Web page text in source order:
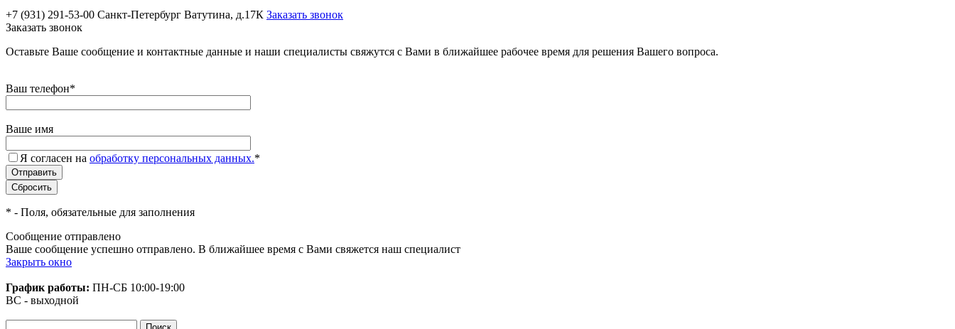
+7 (931) 291-53-00 Санкт-Петербург Ватутина, д.17К Заказать звонок
Заказать звонок
Оставьте Ваше сообщение и контактные данные и наши специалисты свяжутся с Вами в ближайшее рабочее время для решения Вашего вопроса.
Ваш телефон*
Ваше имя
Я согласен на обработку персональных данных.*
* - Поля, обязательные для заполнения
Сообщение отправлено
Ваше сообщение успешно отправлено. В ближайшее время с Вами свяжется наш специалист
Закрыть окно
График работы: ПН-СБ 10:00-19:00
ВС - выходной